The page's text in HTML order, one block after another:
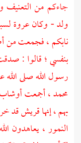
جاءكم من التعنيف
ولد - وكانعروة
نابكم ، فجمعت من
بنفسي ؛ قالوا :
رسول الله صلى
محمد، أجمعت
بهم ، إنهاقريشقد
النمور ، يعاهدون